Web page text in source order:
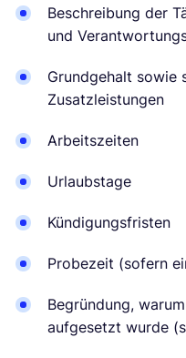
Beschreibung der
und
Grundgehalt sowie
Zusatzleistungen
Arbeitszeiten
Urlaubstage
Kündigungsfristen
Probezeit (sofern
Begründung,
aufgesetzt wurde